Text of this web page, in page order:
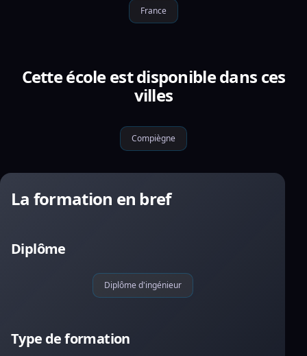
France
Cette école est disponible dans ces
villes
Compiègne
La formation en bref
Diplôme
Diplôme d'ingénieur
Type de formation